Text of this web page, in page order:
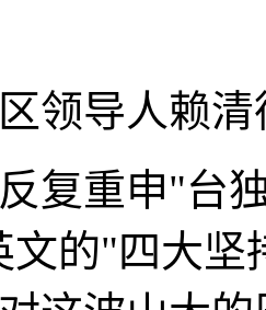
领导人赖
复重申"台
文的"四大坚